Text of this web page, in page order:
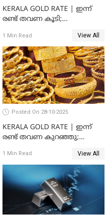
KERALA GOLD RATE | ഇന്ന്
രണ്ട് തവണ കൂടി;
1 Min Read View All
Posted On 28-10-2025
KERALA GOLD RATE | ഇന്ന്
രണ്ട് തവണ കുറഞ്ഞു;
1800 രൂപ
1 Min Read View All